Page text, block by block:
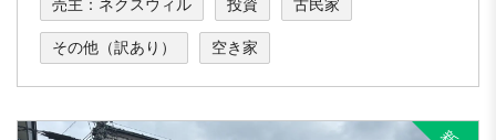
売主：ネクスウィル 投資 古民家
その他（訳あり） 空き家